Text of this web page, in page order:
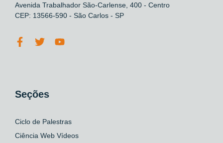
Avenida Trabalhador São-Carlense, 400 - Centro
CEP: 13566-590 - São Carlos - SP
Seções
Ciclo de Palestras
Ciência Web Vídeos